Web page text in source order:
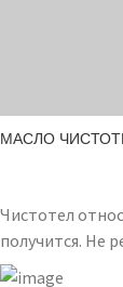
МАСЛО
Чистотел
получится. Не